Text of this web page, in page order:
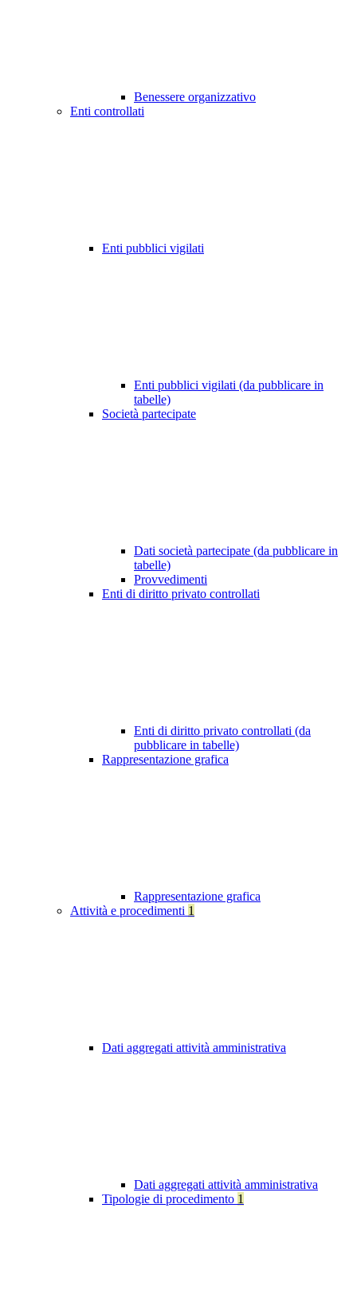
Benessere organizzativo
Enti controllati
Enti pubblici vigilati
Enti pubblici vigilati (da pubblicare in
tabelle)
Società partecipate
Dati società partecipate (da pubblicare in
tabelle)
Provvedimenti
Enti di diritto privato controllati
Enti di diritto privato controllati (da
pubblicare in tabelle)
Rappresentazione grafica
Rappresentazione grafica
Attività e procedimenti 1
Dati aggregati attività amministrativa
Dati aggregati attività amministrativa
Tipologie di procedimento 1